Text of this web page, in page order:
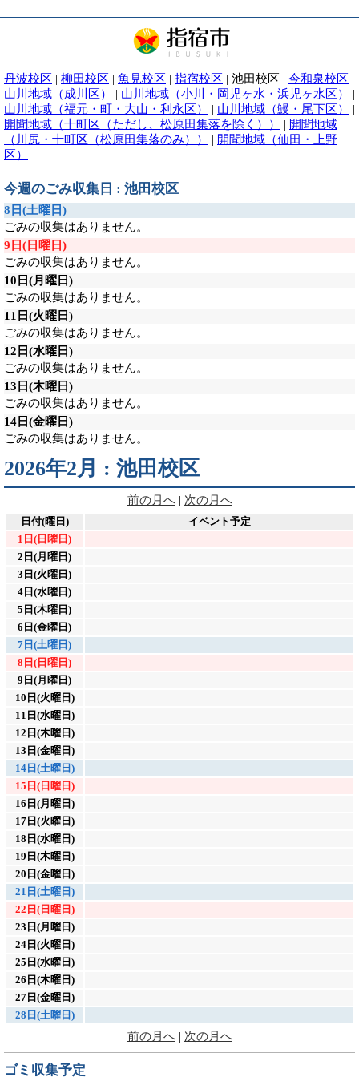
丹波校区 | 柳田校区 | 魚見校区 | 指宿校区 | 池田校区 | 今和泉校区 |
山川地域（成川区）
| 山川地域（小川・岡児ヶ水・浜児ヶ水区）
|
山川地域（福元・町・大山・利永区）
| 山川地域（鰻・尾下区）
|
開聞地域（十町区（ただし、松原田集落を除く））
| 開聞地域
（川尻・十町区（松原田集落のみ））
| 開聞地域（仙田・上野
区）
今週のごみ収集日 : 池田校区
8日(土曜日)
ごみの収集はありません。
9日(日曜日)
ごみの収集はありません。
10日(月曜日)
ごみの収集はありません。
11日(火曜日)
ごみの収集はありません。
12日(水曜日)
ごみの収集はありません。
13日(木曜日)
ごみの収集はありません。
14日(金曜日)
ごみの収集はありません。
2026年2月 : 池田校区
前の月へ| 次の月へ
日付(曜日)
イベント予定
1日(日曜日)
2日(月曜日)
3日(火曜日)
4日(水曜日)
5日(木曜日)
6日(金曜日)
7日(土曜日)
8日(日曜日)
9日(月曜日)
10日(火曜日)
11日(水曜日)
12日(木曜日)
13日(金曜日)
14日(土曜日)
15日(日曜日)
16日(月曜日)
17日(火曜日)
18日(水曜日)
19日(木曜日)
20日(金曜日)
21日(土曜日)
22日(日曜日)
23日(月曜日)
24日(火曜日)
25日(水曜日)
26日(木曜日)
27日(金曜日)
28日(土曜日)
前の月へ| 次の月へ
ゴミ収集予定